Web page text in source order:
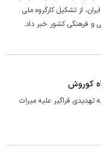
از تشکیل کارگروه ملی
و فرهنگی کشور خبر داد.
کوروش
تهدیدی فراگیر علیه میراث